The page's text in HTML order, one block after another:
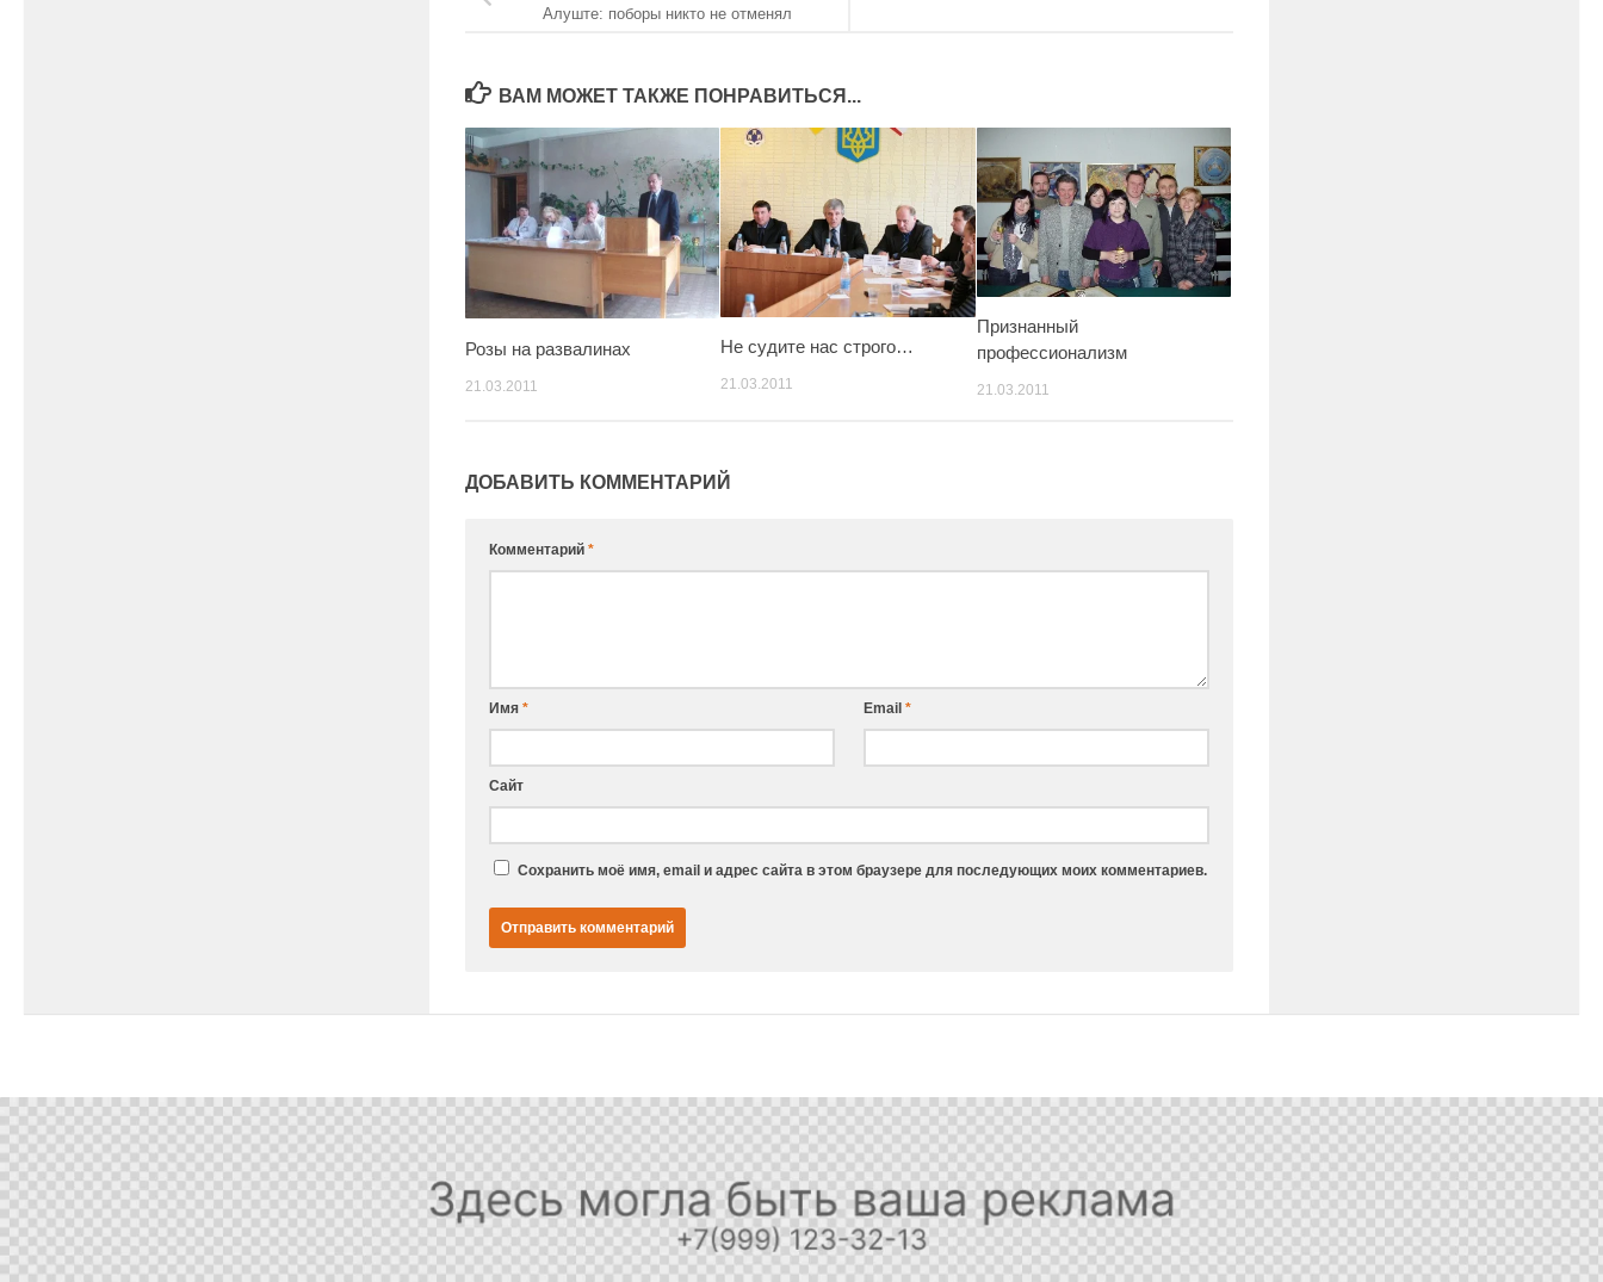
Алуште: поборы никто не отменял
ВАМ МОЖЕТ ТАКЖЕ ПОНРАВИТЬСЯ...
Розы на развалинах
21.03.2011
Не судите нас строго…
21.03.2011
Признанный
профессионализм
21.03.2011
ДОБАВИТЬ КОММЕНТАРИЙ
Комментарий *
Имя * Email*
Сайт
Сохранить моё имя, email и адрес сайта в этом браузере для последующих моих комментариев.